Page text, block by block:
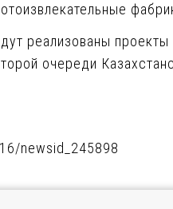
реализованы
очереди
newsid_245898